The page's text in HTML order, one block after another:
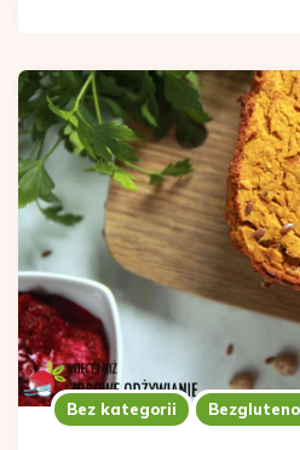
Bez kategorii